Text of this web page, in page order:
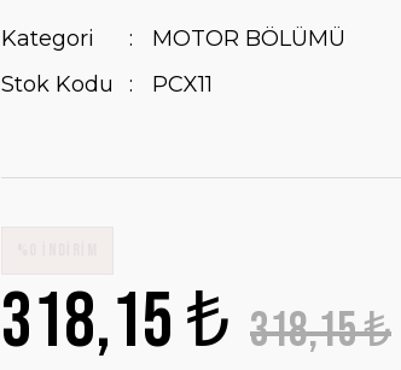
Kategori
MOTOR BÖLÜMÜ
Stok Kodu
PCX11
318,15 ₺ 318,15 ₺